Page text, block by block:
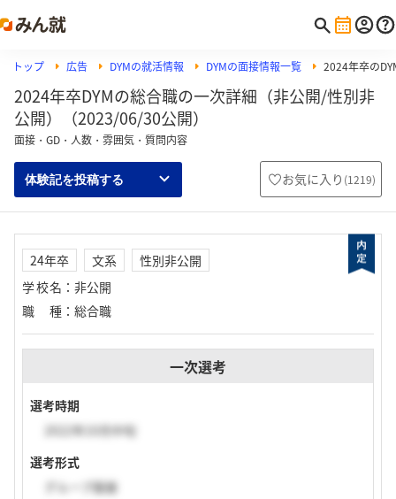
トップ 広告 DYMの就活情報 DYMの面接情報一覧 2024年卒の
2024年卒DYMの総合職の一次詳細（非公開/性別非
公開）（2023/06/30公開）
面接・GD・人数・雰囲気・質問内容
体験記を投稿する お気に入り (1219)
24年卒 文系
性別非公開
学校名 ： 非公開
職種 ： 総合職
一次選考
選考時期
2022年10月中旬
選考形式
グループ面接